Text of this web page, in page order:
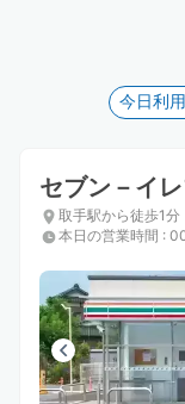
the
keyboard
shortcuts
for
changing
dates.
今日利
セブン－イ
取手駅から徒歩1分
本日の営業時間 :